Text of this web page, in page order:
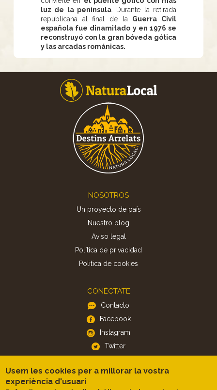
luz de la península . Durante la retirada
republicana al final de la Guerra Civil
española fue dinamitado y en 1976 se
reconstruyó con la gran bóveda gótica
y las arcadas románicas.
NOSOTROS
Un proyecto de país
Nuestro blog
Aviso legal
Política de privacidad
Politica de cookies
CONÉCTATE
Contacto
Facebook
Instagram
Twitter
APP
iOS
Usem les cookies per a millorar la vostra
experiència d'usuari